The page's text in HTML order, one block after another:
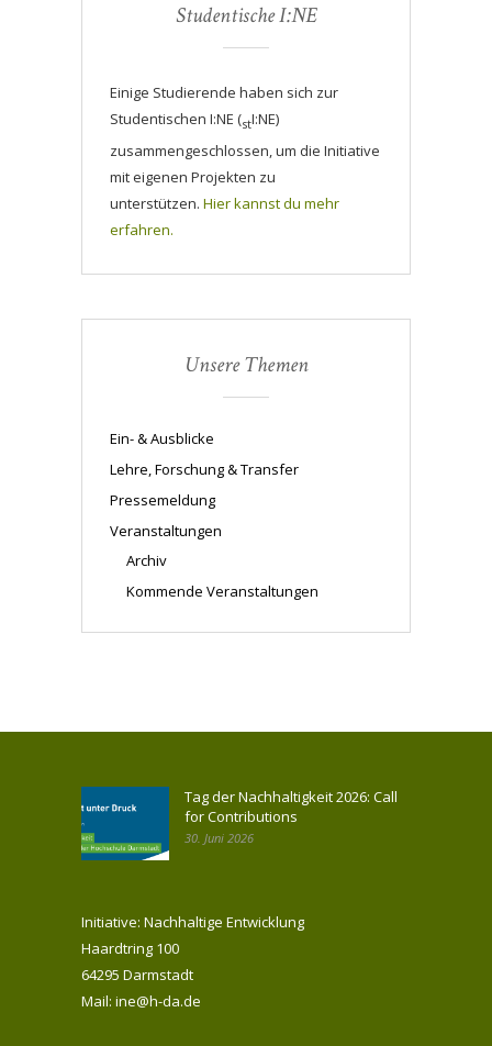
Studentische I:NE
Einige Studierende haben sich zur
Studentischen I:NE (stI:NE)
zusammengeschlossen, um die Initiative
mit eigenen Projekten zu
unterstützen. Hier kannst du mehr
erfahren.
Unsere Themen
Ein- & Ausblicke
Lehre, Forschung & Transfer
Pressemeldung
Veranstaltungen
Archiv
Kommende Veranstaltungen
Tag der Nachhaltigkeit 2026: Call
for Contributions
30. Juni 2026
Initiative: Nachhaltige Entwicklung
Haardtring 100
64295 Darmstadt
Mail: ine@h-da.de